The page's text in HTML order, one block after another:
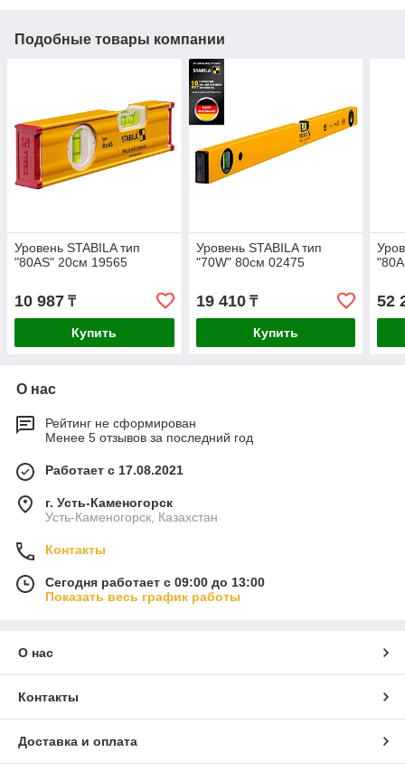
Подобные товары компании
Уровень STABILA тип
"80AS" 20см 19565
10 987 ₸
Купить
Уровень STABILA тип
"70W" 80см 02475
19 410₸
Купить
52
О нас
Рейтинг не сформирован
Менее 5 отзывов за последний год
Работает с 17.08.2021
г. Усть-Каменогорск
Усть-Каменогорск, Казахстан
Контакты
Сегодня работает с 09:00 до 13:00
Показать весь график работы
О нас
Контакты
Доставка и оплата